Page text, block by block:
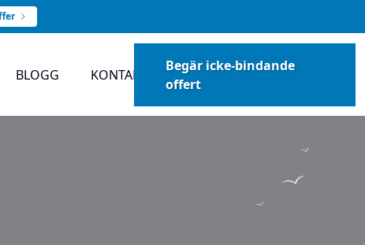
BLOGG KONTAKT
Begär icke-bindande
offert